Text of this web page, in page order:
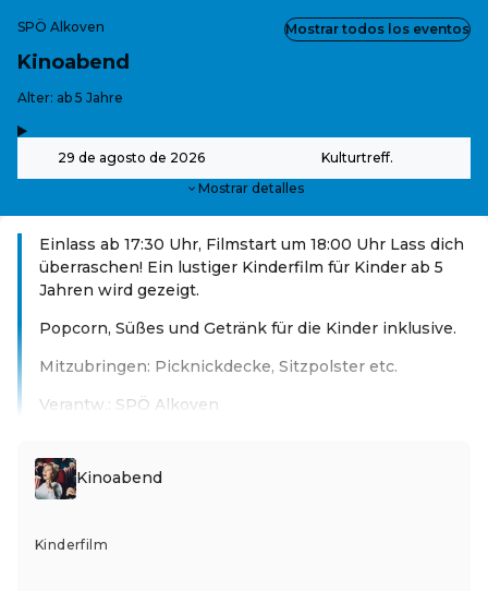
SPÖ Alkoven
Kinoabend
-
Alter: ab 5 Jahre
29 de agosto de 2026 Kulturtreff.
Mostrar detalles
Mostrar todos los eventos
Einlass ab 17:30 Uhr, Filmstart um 18:00 Uhr Lass dich
überraschen! Ein lustiger Kinderfilm für Kinder ab 5
Jahren wird gezeigt.
Popcorn, Süßes und Getränk für die Kinder inklusive.
Mitzubringen: Picknickdecke, Sitzpolster etc.
Verantw.: SPÖ Alkoven
Kinoabend
Kinderfilm